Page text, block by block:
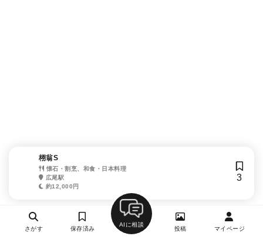
栩翁S
懐石・割烹、和食・日本料理
広尾駅
約12,000円
3
さがす 保存済み
AIに相談
投稿 マイページ